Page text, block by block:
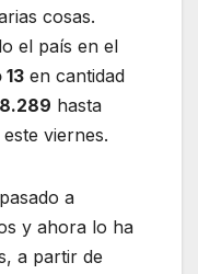
cosas.
el país en el
en cantidad
hasta
viernes.
a
y ahora lo ha
a partir de